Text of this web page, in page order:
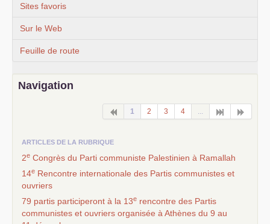
Sites favoris
Sur le Web
Feuille de route
Navigation
1 2 3 4 ...
ARTICLES DE LA RUBRIQUE
2e Congrès du Parti communiste Palestinien à Ramallah
14e Rencontre internationale des Partis communistes et
ouvriers
79 partis participeront à la 13e rencontre des Partis
communistes et ouvriers organisée à Athènes du 9 au